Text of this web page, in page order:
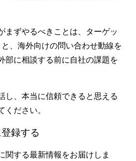
まずやるべきことは、ターゲッ
と、海外向けの問い合わせ動線を
部に相談する前に自社の課題を
し、本当に信頼できると思える
ください。
録する
関する最新情報をお届けしま